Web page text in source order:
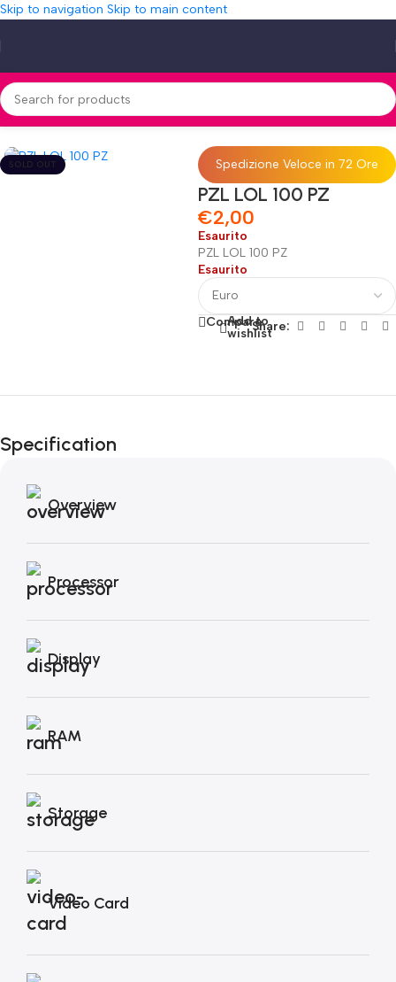
Skip to navigation Skip to main content
Home»Shop»PZL LOL 100 PZ
SOLD OUT Spedizione Veloce in 72 Ore
PZL LOL 100 PZ
€2,00
Esaurito
PZL LOL 100 PZ
Esaurito
Compare
Add to
wishlistShare:
Fino al 12 Ottobre...
Autunno!
Specification
Overview
Processor
Display
RAM
Storage
Video Card